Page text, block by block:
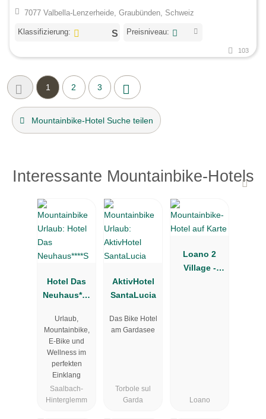
7077 Valbella-Lenzerheide, Graubünden, Schweiz
Klassifizierung: Preisniveau:
103
1 2 3
Mountainbike-Hotel Suche teilen
Interessante Mountainbike-Hotels
Hotel Das
Neuhaus****
Urlaub,
Mountainbike,
E-Bike und
Wellness im
perfekten
Einklang
Saalbach-
Hinterglemm
AktivHotel
SantaLucia
Das Bike Hotel
am Gardasee
Torbole sul
Garda
Loano 2
Village -
Loano